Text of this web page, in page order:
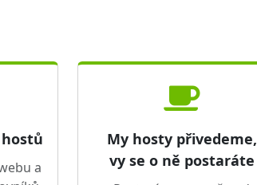
a
My hosty přivedeme,
vy se o ně postaráte